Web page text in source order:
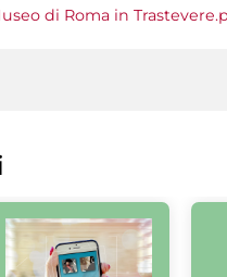
di Roma in